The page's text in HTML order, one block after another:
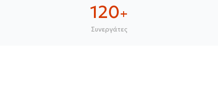
120+
Συνεργάτες